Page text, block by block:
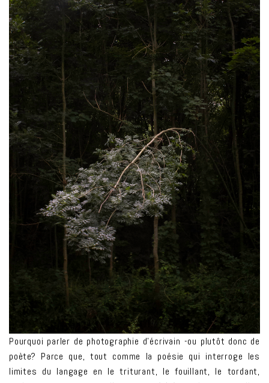
Pourquoi parler de photographie d’écrivain -ou plutôt donc de
poète? Parce que, tout comme la poésie qui interroge les
limites du langage en le triturant, le fouillant, le tordant,